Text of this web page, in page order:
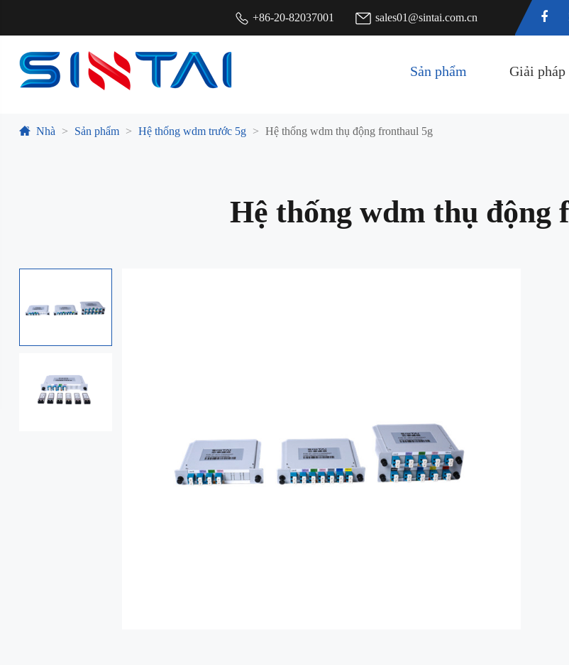
+86-20-82037001 sales01@sintai.com.cn
Sản phẩm Giải pháp
Nhà Sản phẩm Hệ thống wdm trước 5g Hệ thống wdm thụ động fronthaul 5g
Hệ thống wdm thụ động